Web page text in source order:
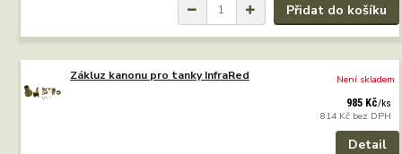
Přidat do košíku
Zákluz kanonu pro tanky InfraRed
985 Kč/ks
814 Kč bez DPH
Není skladem
Detail